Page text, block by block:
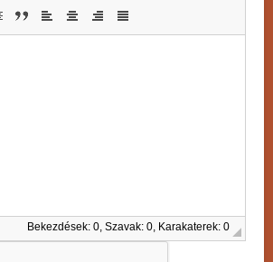
Bekezdések: 0, Szavak: 0, Karakaterek: 0